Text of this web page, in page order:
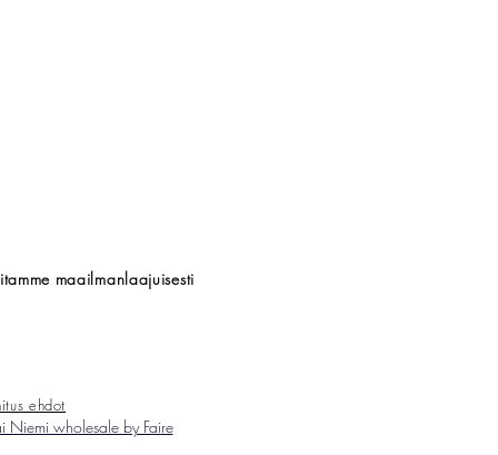
maailmanlaajuisesti
ehdot
Niemi wholesale by Faire